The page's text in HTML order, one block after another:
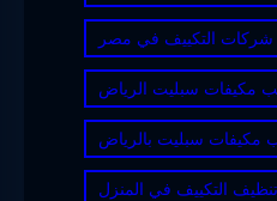
التكييف في مصر
مكيفات سبليت الرياض
مكيفات سبليت بالرياض
تنظيف التكييف في المنزل